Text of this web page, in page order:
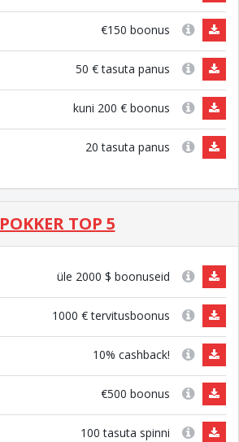
€150 boonus
50 € tasuta panus
kuni 200 € boonus
20 tasuta panus
POKKER TOP 5
üle 2000 $ boonuseid
1000 € tervitusboonus
10% cashback!
€500 boonus
100 tasuta spinni